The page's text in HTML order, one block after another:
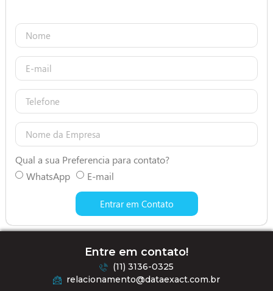
Qual a sua Preferencia para contato?
WhatsApp
E-mail
Entrar em Contato
Entre em contato!
(11) 3136-0325
relacionamento@dataexact.com.br